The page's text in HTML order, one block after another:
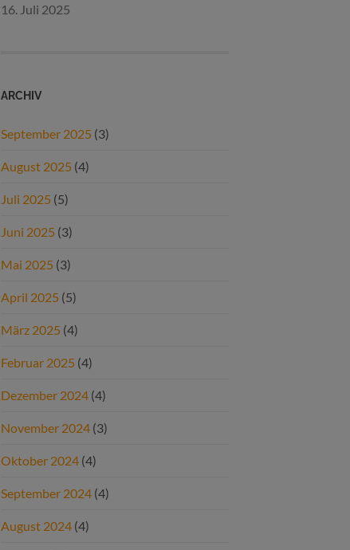
16. Juli 2025
ARCHIV
September 2025 (3)
August 2025 (4)
Juli 2025 (5)
Juni 2025 (3)
Mai 2025 (3)
April 2025 (5)
März 2025 (4)
Februar 2025 (4)
Dezember 2024 (4)
November 2024 (3)
Oktober 2024 (4)
September 2024 (4)
August 2024 (4)